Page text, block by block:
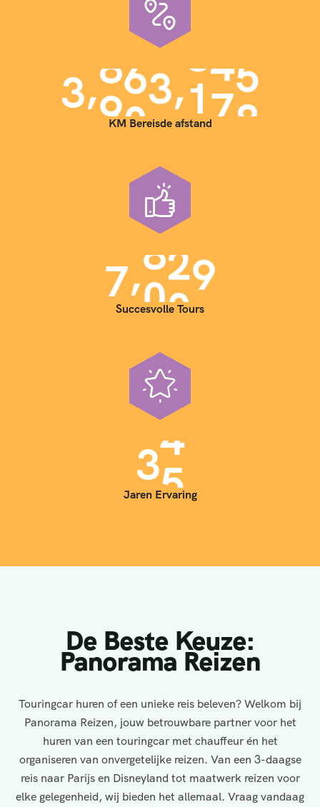
3,900,000
KM Bereisde afstand
7,000
Succesvolle Tours
35
Jaren Ervaring
De Beste Keuze:
Panorama Reizen
Touringcar huren of een unieke reis beleven? Welkom bij
Panorama Reizen, jouw betrouwbare partner voor het
huren van een touringcar met chauffeur én het
organiseren van onvergetelijke reizen. Van een 3-daagse
reis naar Parijs en Disneyland tot maatwerk reizen voor
elke gelegenheid, wij bieden het allemaal. Vraag vandaag